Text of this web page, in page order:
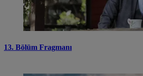
13. Bölüm Fragmanı